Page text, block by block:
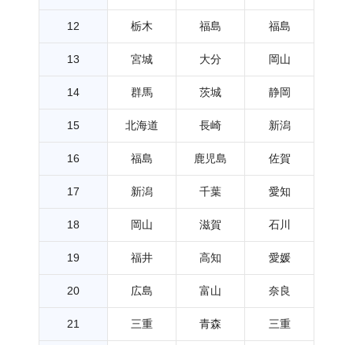
12 栃木 福島 福島
13 宮城 大分 岡山
14 群馬 茨城 静岡
15 北海道 長崎 新潟
16 福島 鹿児島 佐賀
17 新潟 千葉 愛知
18 岡山 滋賀 石川
19 福井 高知 愛媛
20 広島 富山 奈良
21 三重 青森 三重